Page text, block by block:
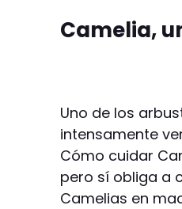
Camelia,
Uno de los
intensamente
Cómo cuidar
pero sí obliga a
Camelias en